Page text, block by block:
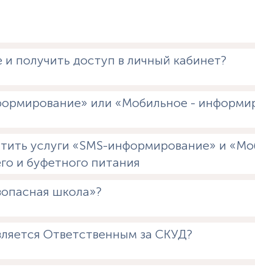
и получить доступ в личный кабинет?
или «Мобильное -
услуги «SMS-информирование» и
и буфетного питания
школа»?
Ответственным за СКУД?